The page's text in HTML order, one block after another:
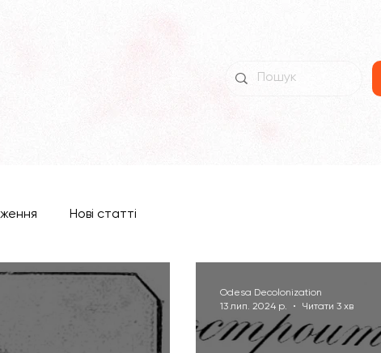
Нові статті
Odesa Decolonization
13 лип. 2024 р.
Читати 3 хв